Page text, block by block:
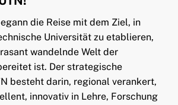
die Reise mit dem Ziel, in
Universität zu etablieren,
wandelnde Welt der
ist. Der strategische
besteht darin, regional verankert,
innovativ in Lehre, Forschung